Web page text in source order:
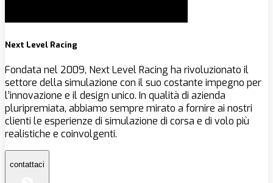
Next Level Racing
Fondata nel 2009, Next Level Racing ha rivoluzionato il
settore della simulazione con il suo costante impegno per
l’innovazione e il design unico. In qualità di azienda
pluripremiata, abbiamo sempre mirato a fornire ai nostri
clienti le esperienze di simulazione di corsa e di volo più
realistiche e coinvolgenti.
contattaci